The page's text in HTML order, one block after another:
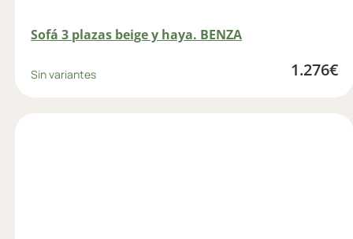
Sofá 3 plazas beige y haya. BENZA
Sin variantes 1.276€